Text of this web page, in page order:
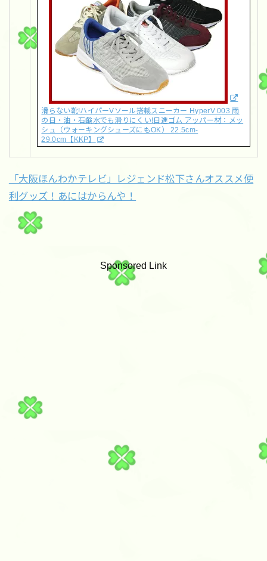
滑らない靴!ハイパーVソール搭載スニーカー HyperV 003 雨
の日・油・石鹸水でも滑りにくい!日進ゴム アッパー材：メッ
シュ（ウォーキングシューズにもOK） 22.5cm-
29.0cm【KKP】
「大阪ほんわかテレビ」レジェンド松下さんオススメ便
利グッズ！あにはからんや！
Sponsored Link